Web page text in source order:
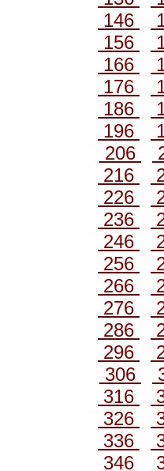
146
156
166
176
186
196
206
216
226
236
246
256
266
276
286
296
306
316
326
336
346